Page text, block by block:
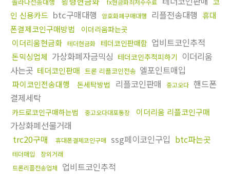
fx현금화최저수수료
인 신용카드 btc구매대행 암호화폐구매대행 리플전송대행 휴대
폰결제코인구매방법
이더리움파는곳
이더리움현금화 테더현금화 테더코인판매함 업비트코인추적
돈믹싱업체 가상화폐자금믹싱 테더코인추척피하기 이더리움
사는곳 테더코인판매 트론 리플코인전송 엘포인트매입
파이코인전송대행 돈세탁방법 리플코인판매 중고오다 핸드폰
결제세탁
카드로코인구매하는법 중고오다대포통장 이더리움 리플코인구매
가상화폐선물거래
trc20구매
휴대폰결제코인구매 ssg페이코인구입 btc파는곳
테더매입
장외거래
트론리플전송업체
업비트코인추적